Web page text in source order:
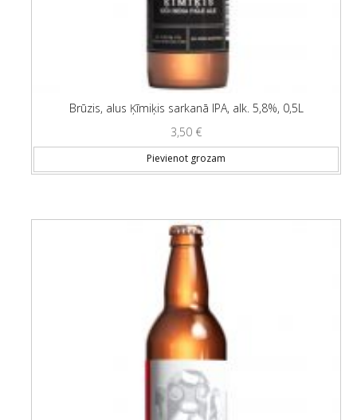
Brūzis, alus Ķīmiķis sarkanā IPA, alk. 5,8%, 0,5L
3,50 €
Pievienot grozam